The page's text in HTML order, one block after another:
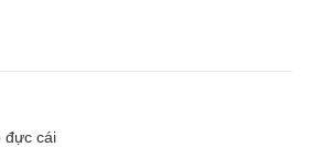
đực cái